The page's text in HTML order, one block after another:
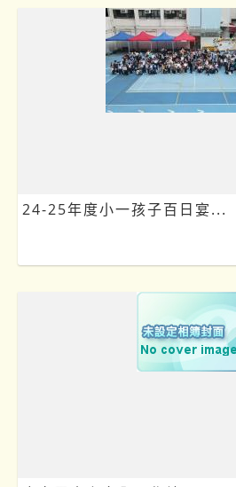
24-25年度小一孩子百日宴...